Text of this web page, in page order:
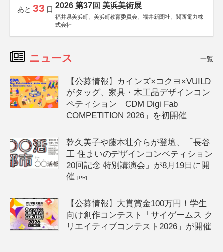
あと 33 日 2026 第37回 美浜美術展
福井県美浜町、美浜町教育委員会、福井新聞社、関西電力株
式会社
ニュース 一覧
【公募情報】カインズ×コクヨ×VUILD
がタッグ、家具・木工品デザインコン
ペティション「CDM Digi Fab
COMPETITION 2026」を初開催
乾久美子や藤本壮介らが登壇、「長谷
工 住まいのデザインコンペティション
20回記念 特別講演会」が8月19日に開
催[PR]
【公募情報】大賞賞金100万円！学生
向け創作コンテスト「サイゲームス ク
リエイティブコンテスト2026」が開催